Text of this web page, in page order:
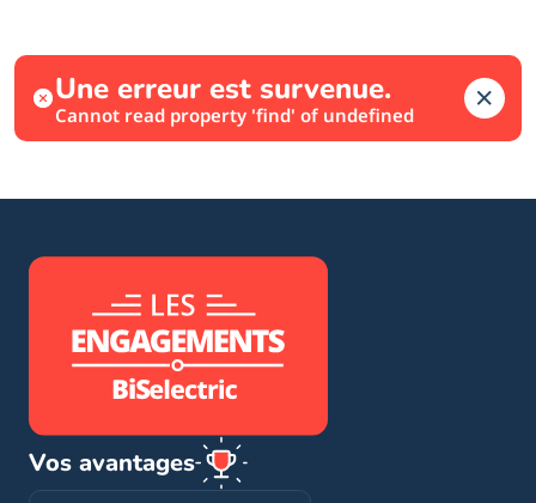
Une erreur est survenue.
Cannot read property 'find' of undefined
Vos avantages